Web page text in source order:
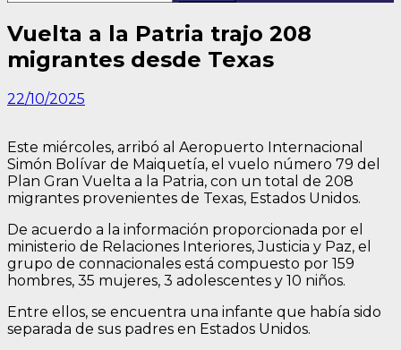
Vuelta a la Patria trajo 208
migrantes desde Texas
22/10/2025
Este miércoles, arribó al Aeropuerto Internacional
Simón Bolívar de Maiquetía, el vuelo número 79 del
Plan Gran Vuelta a la Patria, con un total de 208
migrantes provenientes de Texas, Estados Unidos.
De acuerdo a la información proporcionada por el
ministerio de Relaciones Interiores, Justicia y Paz, el
grupo de connacionales está compuesto por 159
hombres, 35 mujeres, 3 adolescentes y 10 niños.
Entre ellos, se encuentra una infante que había sido
separada de sus padres en Estados Unidos.